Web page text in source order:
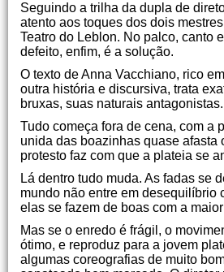
Seguindo a trilha da dupla de
atento aos toques dos dois
Teatro do Leblon. No palco, canto
defeito, enfim, é a solução.
O texto de Anna Vacchiano, rico
outra história e discursiva, trata
bruxas, suas naturais antagonistas.
Tudo começa fora de cena, com a
unida das boazinhas quase afasta
protesto faz com que a plateia se
Lá dentro tudo muda. As fadas se
mundo não entre em desequilíbrio
elas se fazem de boas com a
Mas se o enredo é frágil, o
ótimo, e reproduz para a jovem
algumas coreografias de muito